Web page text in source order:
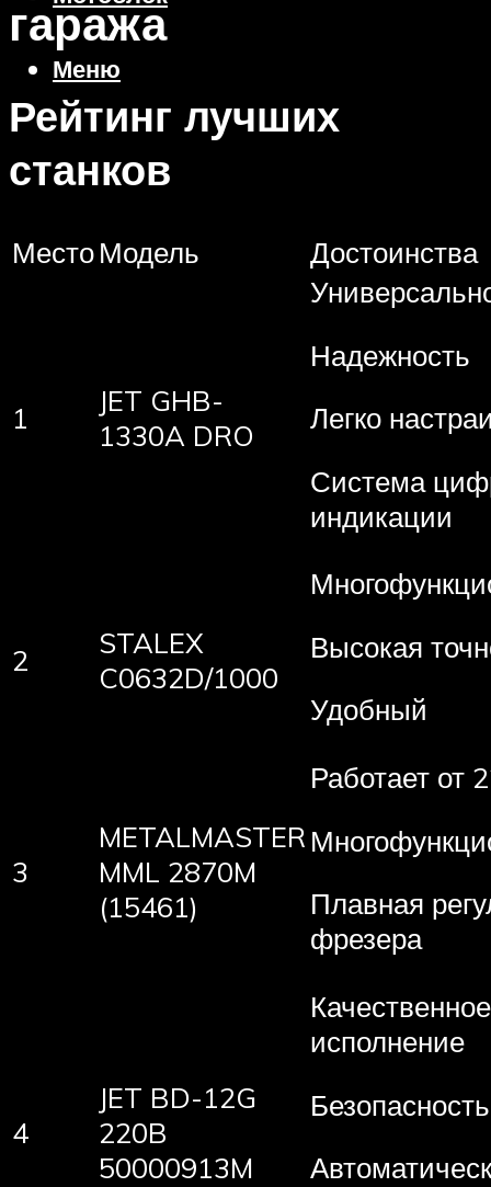
Меню
гаража
Рейтинг лучших
станков
МестоМодель Достоинства
1
JET GHB-
1330A DRO
Надежность
Легко
Система
индикации
2
STALEX
C0632D/1000
Высокая
Удобный
3
METALMASTER
MML 2870M
(15461)
Работает от
Плавная
фрезера
4
JET BD-12G
220B
50000913M
Качественное
исполнение
Безопасность